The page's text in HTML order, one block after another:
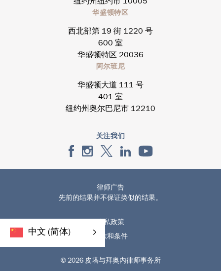
中文 (简体)
纽约州纽约市 10005
华盛顿特区
西北部第 19 街 1220 号
600 室
华盛顿特区 20036
阿尔班尼
华盛顿大道 111 号
401 室
纽约州奥尔巴尼市 12210
关注我们
律师广告
先前的结果并不保证类似的结果。
隐私政策
条款和条件
© 2026 皮塔与拜奥内律师事务所